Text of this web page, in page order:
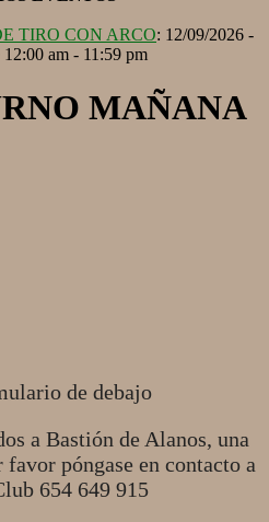
TIRO CON ARCO: 12/09/2026 -
am - 11:59 pm
MAÑANA
de debajo
a Bastión de Alanos, una
póngase en contacto a
654 649 915